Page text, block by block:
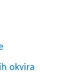
okvira